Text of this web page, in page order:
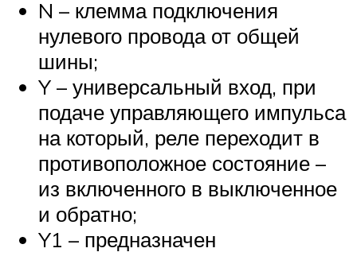
N – клемма подключения
нулевого провода от общей
шины;
Y – универсальный вход, при
подаче управляющего импульса
на который, реле переходит в
противоположное состояние –
из включенного в выключенное
и обратно;
Y1 – предназначен